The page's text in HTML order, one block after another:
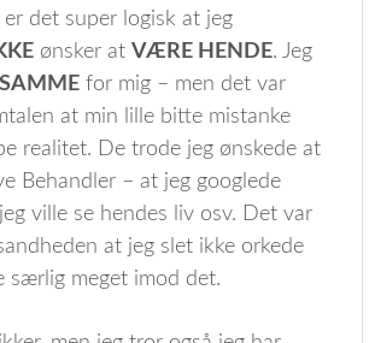
det super logisk at jeg
ønsker atVÆRE HENDE. Jeg
SAMME for mig – men det var
at min lille bitte mistanke
realitet. De trode jeg ønskede at
Behandler – at jeg googlede
ville se hendes liv osv. Det var
at jeg slet ikke orkede
særlig meget imod det.